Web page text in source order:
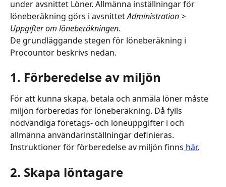
under avsnittet Löner. Allmänna inställningar för
löneberäkning görs i avsnittet Administration >
Uppgifter om löneberäkningen.
De grundläggande stegen för löneberäkning i
Procountor beskrivs nedan.
1. Förberedelse av miljön
För att kunna skapa, betala och anmäla löner måste
miljön förberedas för löneberäkning. Då fylls
nödvändiga företags- och löneuppgifter i och
allmänna användarinställningar definieras.
Instruktioner för förberedelse av miljön finns här.
2. Skapa löntagare